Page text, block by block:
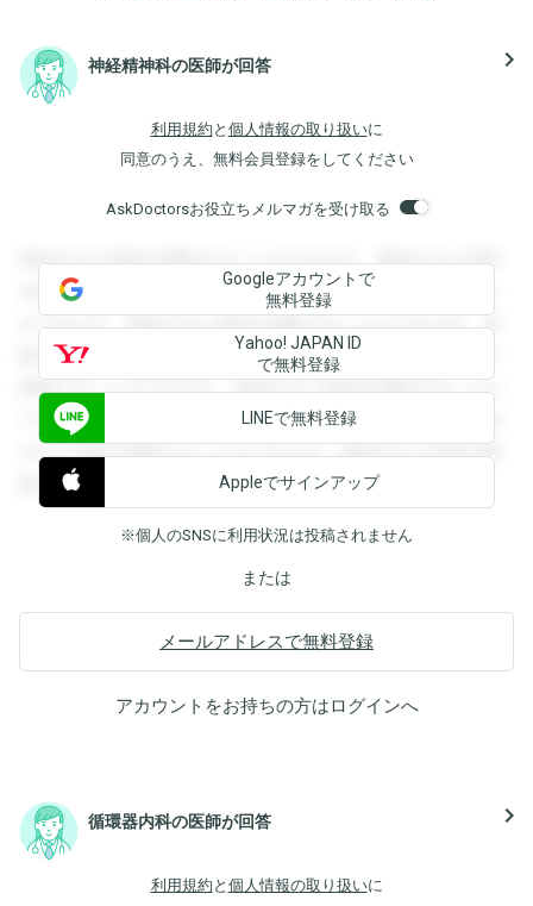
神経精神科の医師が回答 navigate_next
利用規約 と 個人情報の取り扱いに
同意のうえ、無料会員登録をしてください
AskDoctorsお役立ちメルマガを受け取る
登録すると回答を閲覧することができます。登録すると回答
を閲覧することができます。登録すると回答を閲覧すること
ができます。登録すると回答を閲覧することができます。登
録すると回答を閲覧することができます。登録すると回答を
閲覧することができます。登録すると回答を閲覧することが
できます。登録すると回答を閲覧することができます。登録
すると回答を閲覧することができます。登録すると回答を閲
覧することができます。
Googleアカウントで
無料登録
Yahoo! JAPAN ID
で無料登録
LINEで無料登録
Appleでサインアップ
※個人のSNSに利用状況は投稿されません
または
メールアドレスで無料登録
アカウントをお持ちの方はログインへ
循環器内科の医師が回答 navigate_next
利用規約 と 個人情報の取り扱いに